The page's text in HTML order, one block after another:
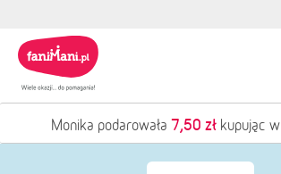
Monika podarowała 7,50 złkupując w